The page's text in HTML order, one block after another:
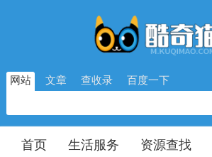
网站 文章 查收录 百度一下
首页 生活服务 资源查找